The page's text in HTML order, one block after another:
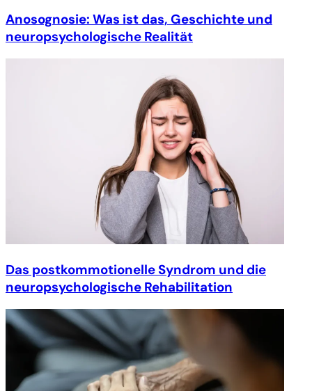
Anosognosie: Was ist das, Geschichte und
neuropsychologische Realität
Das postkommotionelle Syndrom und die
neuropsychologische Rehabilitation